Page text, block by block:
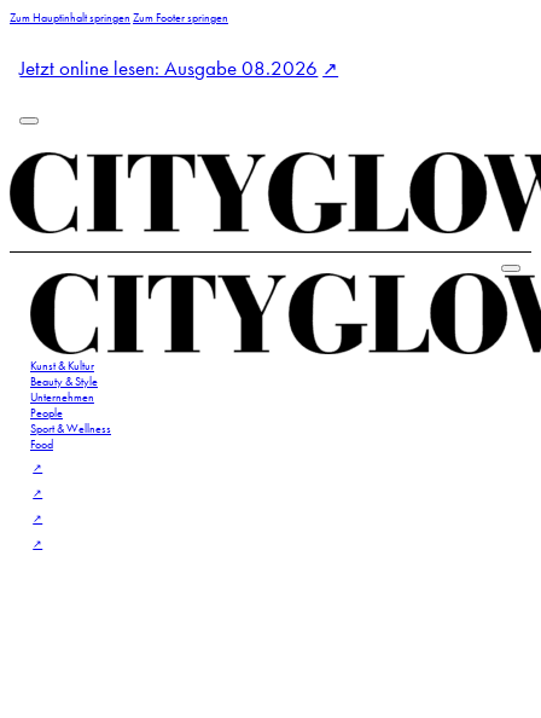
Zum Hauptinhalt springen Zum Footer springen
Jetzt online lesen: Ausgabe 08.2026
Kunst & Kultur
Beauty & Style
Unternehmen
People
Sport & Wellness
Food